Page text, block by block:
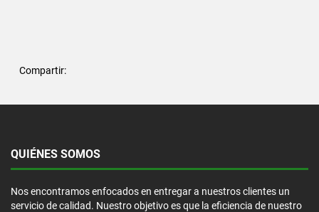
Compartir:
QUIÉNES SOMOS
Nos encontramos enfocados en entregar a nuestros clientes un
servicio de calidad. Nuestro objetivo es que la eficiencia de nuestro